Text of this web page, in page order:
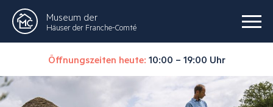
Museum der
Häuser der Franche-Comté
Öffnungszeiten heute: 10:00 – 19:00 Uhr